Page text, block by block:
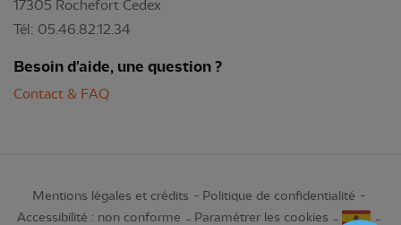
17305 Rochefort Cedex
Tél: 05.46.82.12.34
Besoin d'aide, une question ?
Contact & FAQ
Mentions légales et crédits
Politique de confidentialité
Accessibilité : non conforme
Paramétrer les cookies